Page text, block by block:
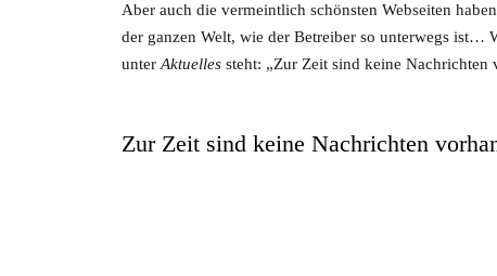
Aber auch die vermeintlich schönsten Webseiten
der ganzen Welt, wie der Betreiber so unterwegs ist…
unter Aktuelles steht: „Zur Zeit sind keine Nachrichten
Zur Zeit sind keine Nachrichten